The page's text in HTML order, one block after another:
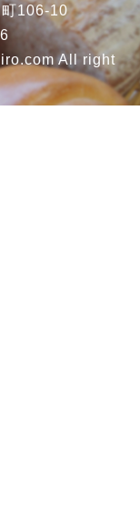
106-10
All right